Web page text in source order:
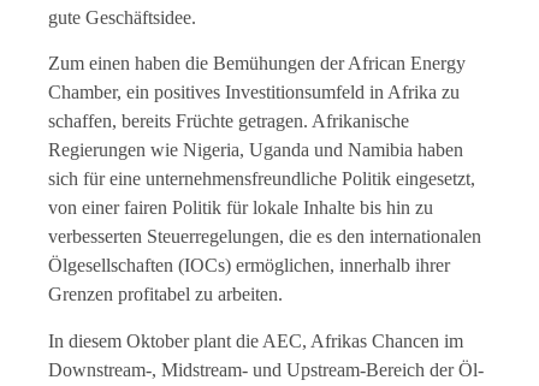
gute Geschäftsidee.
Zum einen haben die Bemühungen der African Energy
Chamber, ein positives Investitionsumfeld in Afrika zu
schaffen, bereits Früchte getragen. Afrikanische
Regierungen wie Nigeria, Uganda und Namibia haben
sich für eine unternehmensfreundliche Politik eingesetzt,
von einer fairen Politik für lokale Inhalte bis hin zu
verbesserten Steuerregelungen, die es den internationalen
Ölgesellschaften (IOCs) ermöglichen, innerhalb ihrer
Grenzen profitabel zu arbeiten.
In diesem Oktober plant die AEC, Afrikas Chancen im
Downstream-, Midstream- und Upstream-Bereich der Öl-